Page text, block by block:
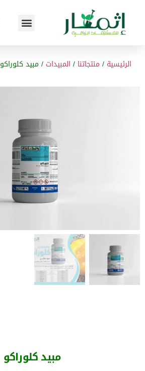
الرئيسية / منتجاتنا / المبيدات / مبيد كلوراكو
مبيد كلوراكو